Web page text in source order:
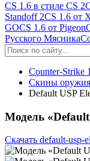
CS 1.6 в стиле CS 2
Standoff 2CS 1.6 от
GOCS 1.6 от Pigeon
Русского Мясника
Counter-Strike
Скины оружия
Default USP
Модель
Скачать default-usp-